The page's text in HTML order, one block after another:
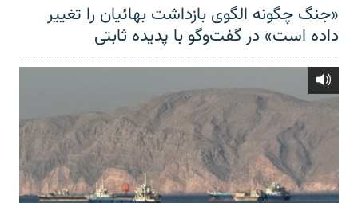
«جنگ چگونه الگوی بازداشت بهائیان را تغییر
داده است» در گفت‌وگو با پدیده ثابتی